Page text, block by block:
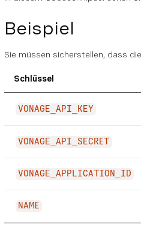
Beispiel
Sie müssen sicherstellen, dass
Schlüssel
VONAGE_API_KEY
VONAGE_API_SECRET
VONAGE_APPLICATION_ID
NAME